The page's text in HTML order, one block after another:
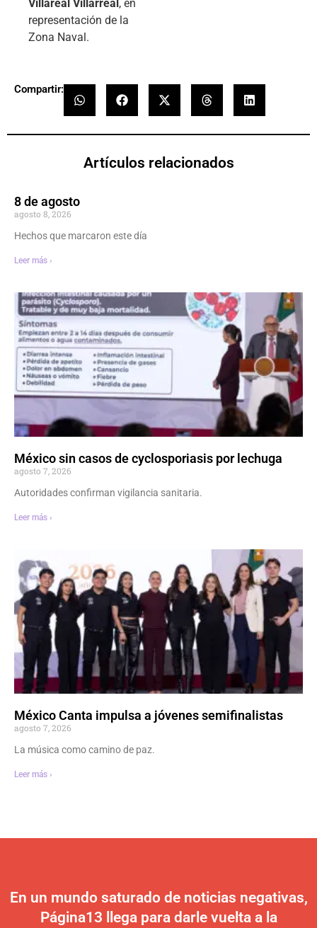
Villareal Villarreal , en
representación de la
Zona Naval.
Compartir:
Artículos relacionados
8 de agosto
agosto 8, 2026
Hechos que marcaron este día
Leer más ›
México sin casos de cyclosporiasis por lechuga
agosto 7, 2026
Autoridades confirman vigilancia sanitaria.
Leer más ›
México Canta impulsa a jóvenes semifinalistas
agosto 7, 2026
La música como camino de paz.
Leer más ›
En un mundo saturado de noticias negativas,
Página13 llega para darle vuelta a la